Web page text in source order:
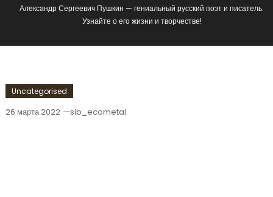
Александр Сергеевич Пушкин — гениальный русский поэт и писатель.
Узнайте о его жизни и творчестве!
Uncategorised
26 марта 2022 sib_ecometal